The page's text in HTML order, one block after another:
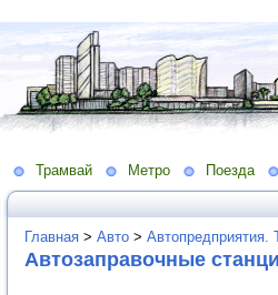
Трамвай Метро Поезда
Главная > Авто > Автопредприятия.
Автозаправочные